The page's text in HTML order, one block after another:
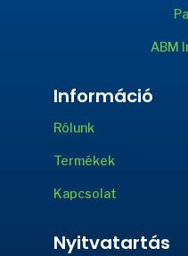
ABM
Információ
Rólunk
Termékek
Kapcsolat
Nyitvatartás